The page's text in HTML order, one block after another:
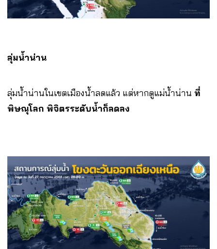
ลุ่มน้ำน่าน
ลุ่มน้ำน่านในเขตเมืองน้ำลดแล้ว แต่หากดูแม่น้ำน่าน ที่
พิษณุโลก พิจิตรระดับน้ำก็ลดลง